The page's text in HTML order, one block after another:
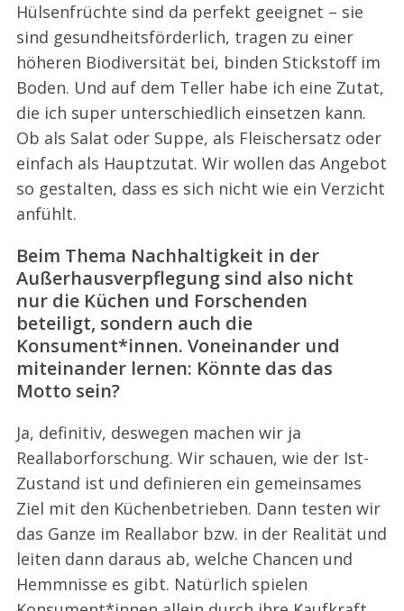
Hülsenfrüchte sind da perfekt geeignet – sie
sind gesundheitsförderlich, tragen zu einer
höheren Biodiversität bei, binden Stickstoff im
Boden. Und auf dem Teller habe ich eine Zutat,
die ich super unterschiedlich einsetzen kann.
Ob als Salat oder Suppe, als Fleischersatz oder
einfach als Hauptzutat. Wir wollen das Angebot
so gestalten, dass es sich nicht wie ein Verzicht
anfühlt.
Beim Thema Nachhaltigkeit in der
Außerhausverpflegung sind also nicht
nur die Küchen und Forschenden
beteiligt, sondern auch die
Konsument*innen. Voneinander und
miteinander lernen: Könnte das das
Motto sein?
Ja, definitiv, deswegen machen wir ja
Reallaborforschung. Wir schauen, wie der Ist-
Zustand ist und definieren ein gemeinsames
Ziel mit den Küchenbetrieben. Dann testen wir
das Ganze im Reallabor bzw. in der Realität und
leiten dann daraus ab, welche Chancen und
Hemmnisse es gibt. Natürlich spielen